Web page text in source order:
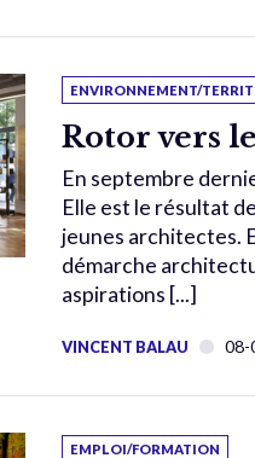
ENVIRONNEMENT/
Rotor vers
En septembre
Elle est le résultat
jeunes architectes.
démarche
aspirations [...]
VINCENT BALAU 08-
EMPLOI/FORMATION